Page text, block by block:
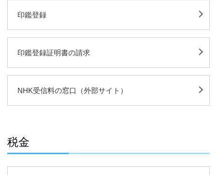
印鑑登録
印鑑登録証明書の請求
NHK受信料の窓口（外部サイト）
税金